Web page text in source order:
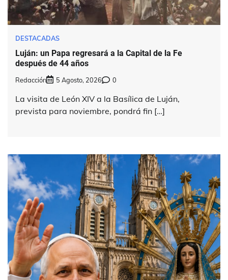
DESTACADAS
Luján: un Papa regresará a la Capital de la Fe
después de 44 años
Redacción 5 Agosto, 2026 0
La visita de León XIV a la Basílica de Luján,
prevista para noviembre, pondrá fin […]